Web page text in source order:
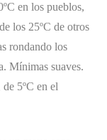
en los pueblos,
los 25ºC de otros
rondando los
Mínimas suaves.
5ºC en el